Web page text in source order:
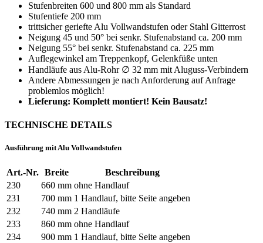
Stufenbreiten 600 und 800 mm als Standard
Stufentiefe 200 mm
trittsicher geriefte Alu Vollwandstufen oder Stahl Gitterrost
Neigung 45 und 50° bei senkr. Stufenabstand ca. 200 mm
Neigung 55° bei senkr. Stufenabstand ca. 225 mm
Auflegewinkel am Treppenkopf, Gelenkfüße unten
Handläufe aus Alu-Rohr ∅ 32 mm mit Aluguss-Verbindern
Andere Abmessungen je nach Anforderung auf Anfrage
problemlos möglich!
Lieferung: Komplett montiert! Kein Bausatz!
TECHNISCHE DETAILS
Ausführung mit Alu Vollwandstufen
Art.-Nr. Breite
Beschreibung
230
660 mm ohne Handlauf
231
700 mm 1 Handlauf, bitte Seite angeben
232
740 mm 2 Handläufe
233
860 mm ohne Handlauf
234
900 mm 1 Handlauf, bitte Seite angeben